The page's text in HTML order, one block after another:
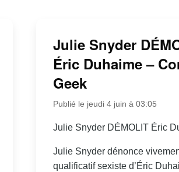
Julie Snyder
Éric Duhaime –
Geek
Publié le jeudi 4 juin à 03:05
Julie Snyder DÉMOLIT Éric
Julie Snyder dénonce
qualificatif sexiste d’Éric